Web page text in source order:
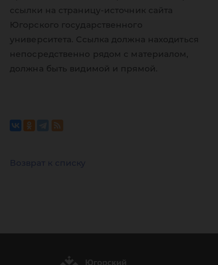
ссылки на страницу-источник сайта
Югорского государственного
университета. Ссылка должна находиться
непосредственно рядом с материалом,
должна быть видимой и прямой.
Возврат к списку